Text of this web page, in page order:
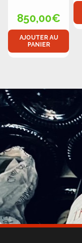
850,00€
AJOUTER AU
PANIER